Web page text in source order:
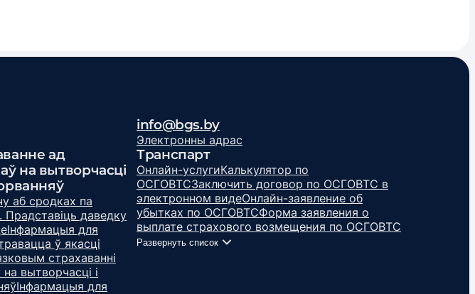
info@bgs.by
Электронны адрас
ад
на вытворчасці
аб сродках па
Прадставіць даведку
Інфармацыя для
ў якасці
страхаванні
вытворчасці і
Інфармацыя для
Транспарт
Онлайн-услугиКалькулятор по
ОСГОВТСЗаключить договор по ОСГОВТС в
электронном видеОнлайн-заявление об
убытках по ОСГОВТСФорма заявления о
выплате страхового возмещения по ОСГОВТС
Развернуть список